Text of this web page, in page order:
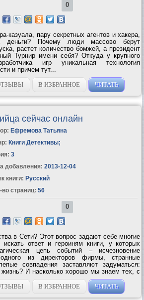
0
казуала, пару секретных агентов и хакера,
деньги? Почему люди массово берут
растет количество бомжей, а президент
Турнир имени себя? Откуда у крупного
игр уникальная технология
и причем тут...
В ИЗБРАННОЕ ЧИТАТЬ
сейчас онлайн
Ефремова Татьяна
Книги Детективы;
3
добавления: 2013-12-04
книги: Русский
во страниц: 56
0
в Сети? Этот вопрос задают себе многие
ответ и героиням книги, у которых
цепь событий – исчезновение
из директоров фирмы, странные
совпадения заставляют задуматься:
жизнь? И насколько хорошо мы знаем тех, с
время на сжатом пространстве
резко...
В ИЗБРАННОЕ ЧИТАТЬ